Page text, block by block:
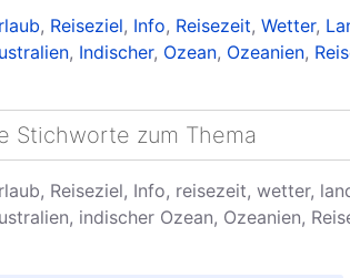
, Reiseziel, Info, Reisezeit, Wetter,
, Indischer, Ozean, Ozeanien,
Stichworte zum Thema
Reiseziel, Info, reisezeit, wetter,
indischer Ozean, Ozeanien,